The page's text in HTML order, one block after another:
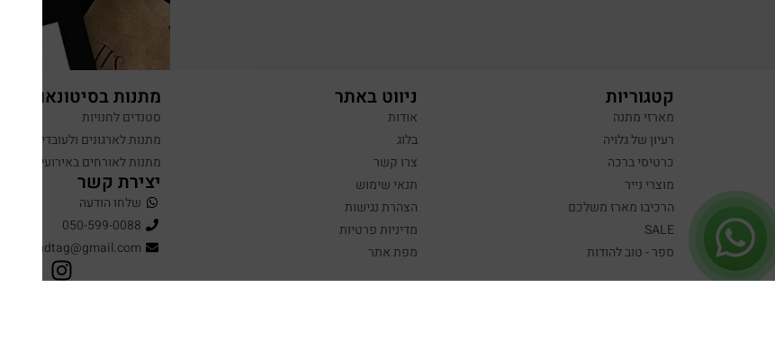
קטגוריות
מארזי מתנה
רעיון של גלויה
כרטיסי ברכה
מוצרי נייר
הרכיבו מארז משלכם
SALE
ספר - טוב להודות
ניווט באתר
אודות
בלוג
צרו קשר
תנאי שימוש
הצהרת נגישות
מדיניות פרטיות
מפת אתר
מתנות בסיטונאות
סטנדים לחנויות
מתנות לארגונים ולעובדים
מתנות לאורחים באירועים
יצירת קשר
שלחו הודעה
050-599-0088
hugandtag@gmail.com